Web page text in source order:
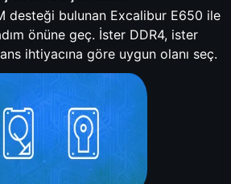
desteği bulunan Excalibur E650 ile
önüne geç. İster DDR4, ister
ihtiyacına göre uygun olanı seç.